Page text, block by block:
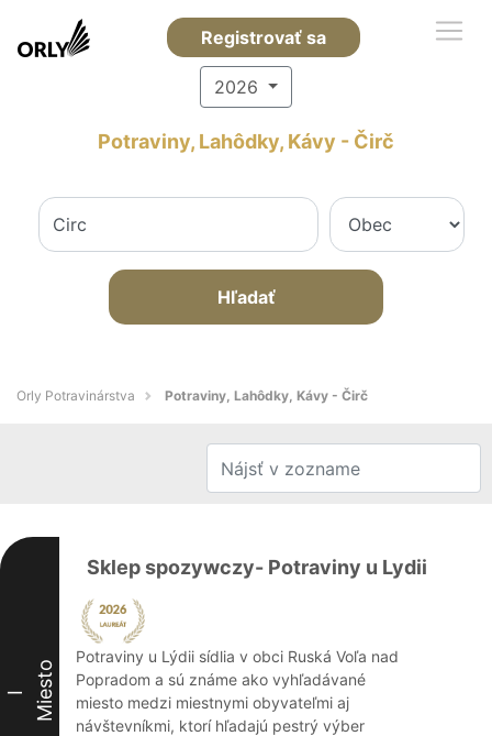
Registrovať sa
2026
Potraviny, Lahôdky, Kávy - Čirč
Hľadať
Orly Potravinárstva Potraviny, Lahôdky, Kávy - Čirč
I Miesto
Sklep spozywczy- Potraviny u Lydii
Potraviny u Lýdii sídlia v obci Ruská Voľa nad
Popradom a sú známe ako vyhľadávané
miesto medzi miestnymi obyvateľmi aj
návštevníkmi, ktorí hľadajú pestrý výber